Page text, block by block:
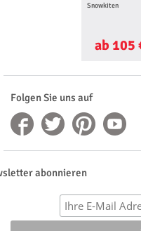
Snowkiten
ab 105
Folgen Sie uns auf
abonnieren